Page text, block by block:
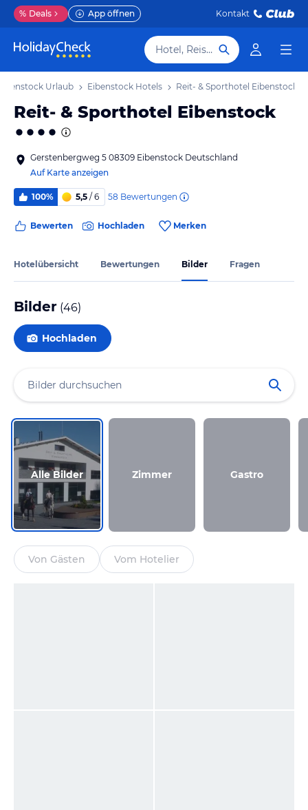
% Deals App öffnen Kontakt
Hotel, Reiseziel
Urlaub Eibenstock Hotels Reit- & Sporthotel Eibenstock
Reit- & Sporthotel Eibenstock
Gerstenbergweg 5 08309 Eibenstock Deutschland
Auf Karte anzeigen
100% 5,5 / 6 58 Bewertungen
Bewerten Hochladen Merken
Hotelübersicht Bewertungen Bilder Fragen
Bilder (46)
Hochladen
Alle Bilder Zimmer Gastro
Von Gästen Vom Hotelier